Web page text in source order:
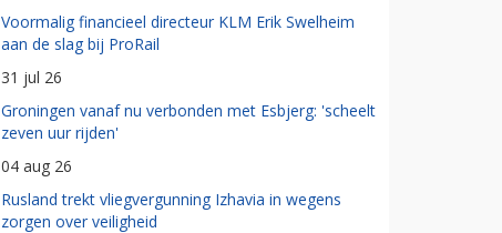
Voormalig financieel directeur KLM Erik Swelheim
aan de slag bij ProRail
31 jul 26
Groningen vanaf nu verbonden met Esbjerg: 'scheelt
zeven uur rijden'
04 aug 26
Rusland trekt vliegvergunning Izhavia in wegens
zorgen over veiligheid